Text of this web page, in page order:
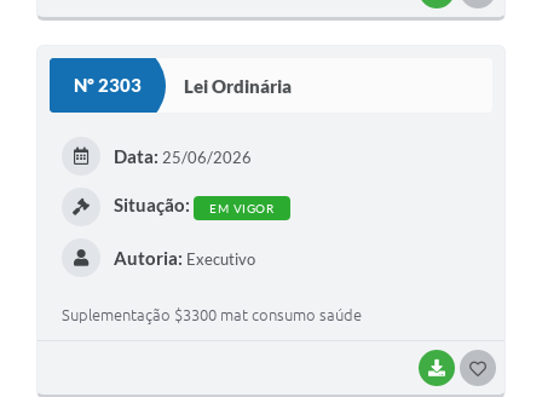
Nº 2303 Lei Ordinária
BAIXAR
Data: 25/06/2026
Situação: EM VIGOR
Autoria: Executivo
Suplementação $3300 mat consumo saúde